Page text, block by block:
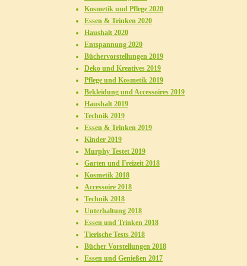
Kosmetik und Pflege 2020
Essen & Trinken 2020
Haushalt 2020
Entspannung 2020
Büchervorstellungen 2019
Deko und Kreatives 2019
Pflege und Kosmetik 2019
Bekleidung und Accessoires 2019
Haushalt 2019
Technik 2019
Essen & Trinken 2019
Kinder 2019
Murphy Testet 2019
Garten und Freizeit 2018
Kosmetik 2018
Accessoire 2018
Technik 2018
Unterhaltung 2018
Essen und Trinken 2018
Tierische Tests 2018
Bücher Vorstellungen 2018
Essen und Genießen 2017